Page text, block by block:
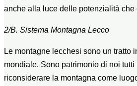
anche alla luce delle potenzialità che
2/B. Sistema Montagna Lecco
Le montagne lecchesi sono un tratto
mondiale. Sono patrimonio di noi
riconsiderare la montagna come